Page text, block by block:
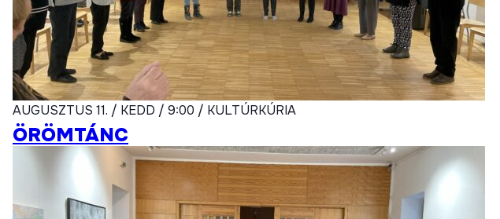
AUGUSZTUS 11. / KEDD / 9:00 / KULTÚRKÚRIA
ÖRÖMTÁNC